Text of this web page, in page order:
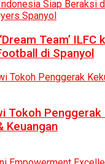
Team’ ILFC
di Spanyol
Tokoh Penggerak
Keuangan